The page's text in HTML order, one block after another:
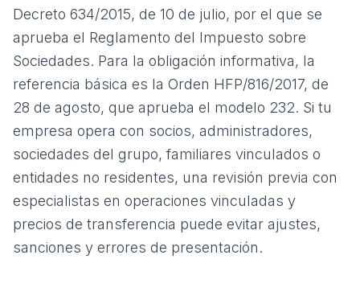
Decreto 634/2015, de 10 de julio, por el que se
aprueba el Reglamento del Impuesto sobre
Sociedades. Para la obligación informativa, la
referencia básica es la Orden HFP/816/2017, de
28 de agosto, que aprueba el modelo 232. Si tu
empresa opera con socios, administradores,
sociedades del grupo, familiares vinculados o
entidades no residentes, una revisión previa con
especialistas en operaciones vinculadas y
precios de transferencia puede evitar ajustes,
sanciones y errores de presentación.